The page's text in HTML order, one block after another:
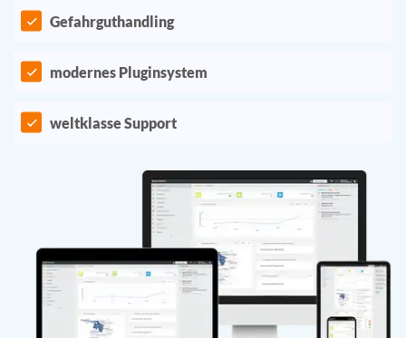
Gefahrguthandling
modernes Pluginsystem
weltklasse Support